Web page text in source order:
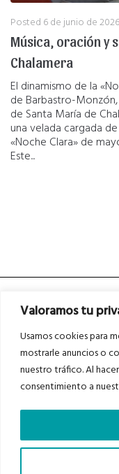
Valoramos tu
Usamos cookies para
mostrarle anuncios o
nuestro tráfico. Al
consentimiento a
Posted 6 de junio de 2026
Música, oración y
Chalamera
El dinamismo de la
de Barbastro-
de Santa María de
una velada cargada
«Noche Clara» de
Este...
Asociados a